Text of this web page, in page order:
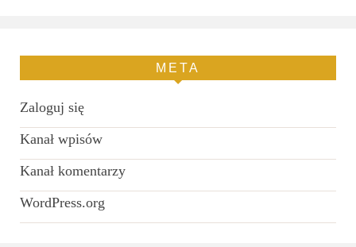
META
Zaloguj się
Kanał wpisów
Kanał komentarzy
WordPress.org